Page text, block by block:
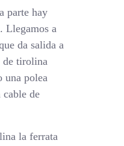
parte hay
Llegamos a
da salida a
de tirolina
una polea
cable de
la ferrata